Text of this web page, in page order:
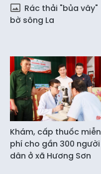
Rác thải "bủa vây"
bờ sông La
Khám, cấp thuốc miễn
phí cho gần 300 người
dân ở xã Hương Sơn